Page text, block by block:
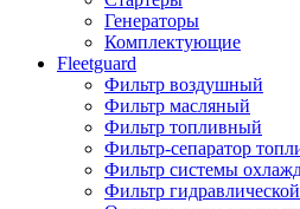
Генераторы
Комплектующие
Fleetguard
Фильтр воздушный
Фильтр масляный
Фильтр топливный
Фильтр-сепаратор
Фильтр системы
Фильтр